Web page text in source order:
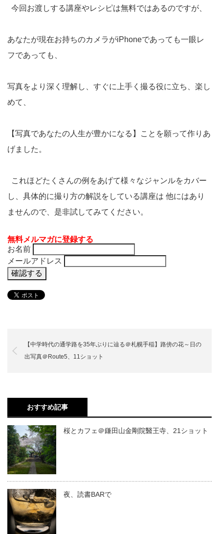
今回お渡しする講座やレシピは無料ではあるのですが、
あなたが現在お持ちのカメラがiPhoneであっても一眼レ
フであっても、
写真をより深く理解し、すぐに上手く撮る役に立ち、楽し
めて、
【写真であなたの人生が豊かになる】ことを願って作りあ
げました。
これほどたくさんの例をあげて様々なジャンルをカバー
し、具体的に撮り方の解説をしている講座は 他にはあり
ませんので、是非試してみてください。
無料メルマガに登録する
お名前
メールアドレス
【中学時代の通学路を35年ぶりに辿る＠札幌手稲】路傍の花～日の
出写真＠Route5、11ショット
おすすめ記事
桜とカフェ＠鎌田山金剛院醫王寺、21ショット
夜、読書BARで